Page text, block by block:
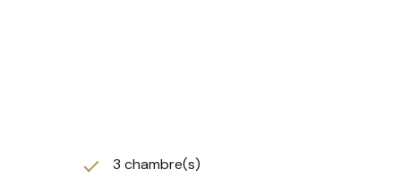
chaque espace a été pensé pour conjuguer
3 chambre(s)